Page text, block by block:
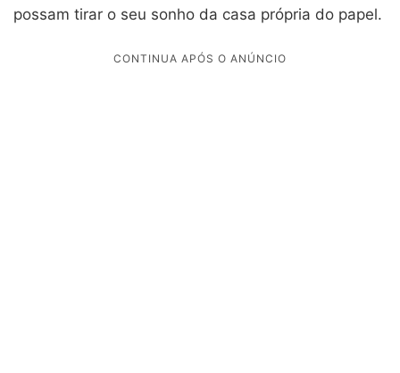
possam tirar o seu sonho da casa própria do papel.